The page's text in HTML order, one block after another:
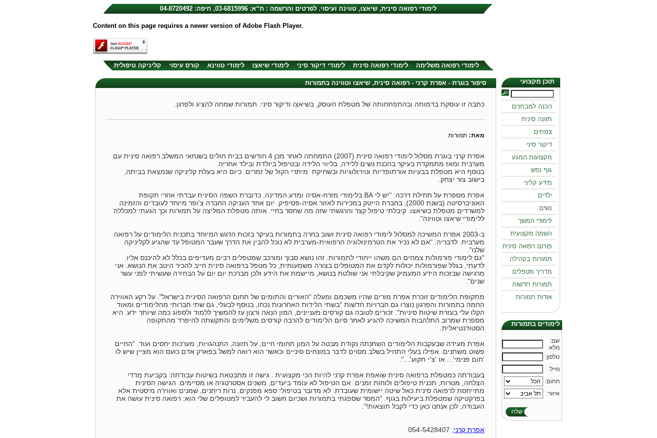
לימודי רפואה סינית, שיאצו, טווינה ועיסוי. לפרטים והרשמה : ת“א: 03-6815996, חיפה: 04-8720492
Content on this page requires a newer version of Adobe Flash Player.
לימודי רפואה משלימה לימודי רפואה סינית לימודי דיקור סיני לימודי שיאצו לימודי טווינא קורס עיסוי קליניקה טיפולית
סיפור בוגרת - אפרת קרני - רפואה סינית, שיאצו וטווינה בתמורות
כתבה זו עוסקת בדמותה ובהתפתחותה של מטפלת העוסק, בשיאצו ודיקור סיני. תמורות שמחה להציג ולפרגן.
מאת: תמורות
אפרת קרני בוגרת מסלול לימודי רפואה סינית (2007) התמחתה לאחר מכן 4 חודשים בבית חולים בשנחאי המשלב רפואה סינית עם
מערבית ומאז מתמקדת בעיקר בהכנת נשים ללידה, בליווי הלידה ובטיפול ביולדת ובילד אחריה.
בנוסף היא מטפלת בבעיות אורתופדיות ונוירולוגיות ובשחיקת מיתרי הקול של זמרים. כיום היא בעלת קליניקה שנמצאת בביתה,
בישוב צור יצחק.
אפרת מספרת על תחילת דרכה: "יש לי BA בלימודי מזרח-אסיה ומדע המדינה. כדוברת השפה הסינית עבדתי אחרי תקופת
האוניברסיטה (בשנת 2000), בחברת הייטק במכירות לאזור אסיה-פסיפיק. יום אחד העניקה החברה צ'ופר מיוחד לעובדים והזמינה
למשרדים מטפלת בשיאצו. קיבלתי טיפול קצר והרגשתי שזה מה שחסר בחיי. אותה מטפלת המליצה על תמורות וכך הגעתי למכללה
ללימודי שיאצו וטווינה".
ב-2003 אפרת המשיכה למסלול לימודי רפואה סינית ושוב בחרה בתמורות בעיקר בזכות הדגש המיוחד בתכנית הלימודים על רפואה
מערבית. לדבריה: "אם לא נכיר את הטרמינולוגיה הרפואית-מערבית לא נוכל להבין את הדרך שעבר המטופל עד שהגיע לקליניקה
שלנו".
"גם לימודי פורמולות צמחים הם משהו ייחודי לתמורות. זהו נושא סבוך ומורכב שמטפלים רבים מעדיפים בכלל לא להיכנס אליו.
לדעתי, בגלל שפורמולות יכולות לקדם את המטופלים בצורה משמעותית, כל מטפל ברפואה סינית חייב להכיר היטב את הנושא. אני
מרגישה שבזכות הידע המעמיק שקיבלתי אני שולטת בנושא, מיישמת את הידע ולכן מברכת יום יום על הבחירה שעשיתי לפני עשר
שנים".
מתקופת הלימודים זוכרת אפרת מורים שהיו משכמם ומעלה "האורים והתומים של תחום הרפואה הסינית בישראל". על רקע האווירה
החמה בתמורות והפרגון נוצרו גם חברויות חדשות "בשתי הלידות האחרונות נכחו, בנוסף לבעלי, גם שתי חברותי מהלימודים ומאוד
הקלו עלי בעזרת שיטות סיניות". זכורים לטובה גם קורסים מעניינים, המון הנאה ורצון עז להמשיך ללמוד ולספוג כמה שיותר ידע. היא
מספרת שמרוב התלהבות המשיכה להגיע לאחר סיום הלימודים להרבה קורסים משלימים והתקשתה להיפרד מהתקופה
הסטודנטיאלית.
אפרת מעידה שבעקבות הלימודים השתנתה נקודת מבטה על המון תחומי חיים, על תזונה, התנהגויות, מערכות יחסים ועוד. "החיים
פשוט משתנים. אפילו בעלי התחיל בשלב מסוים לדבר במונחים סיניים וכאשר הוא רואה למשל בפארק אדם כועס הוא מציין שיש לו
'חום פנימי'... או 'צ'י תקוע'...".
בעבודתה כמטפלת ברפואה סינית שואפת אפרת קרני להיות הכי מקצועית . גישה זו מתבטאת בשיטות עבודתה: בקביעת מדדי
הצלחה, מטרות, תכנית טיפולים ולוחות זמנים. אם הטיפול לא עומד ביעדים, משנים אסטרטגיה או מסיימים. הגישה הסינית
מתייחסת לרפואה סינית כאל שיטה יישומית שעובדת. לא מדובר בטיפולי ספא מפנקים, נרות ריחנים, שמנים ואווירה מיסטית אלא
בפרקטיקה שמטפלת ביעילות בגוף. "המסר שספגתי בתמורות ושכיום חשוב לי להעביר למטופלים שלי הוא: רפואה סינית עושה את
העבודה, לכן אנחנו כאן כדי לקבל תוצאות!".
אפרת קרני
תוכן מקצועי
הכנה למבחנים
תזונה סינית
צמחים
דיקור סיני
מקצועות המגע
גוף נפש
מידע קליני
ילדים
נשים
לימודי המשך
השמה מקצועית
פורום רפואה סינית
תמורות בקהילה
מדריך מטפלים
תמורות חדשות
אודות תמורות
לימודים בתמורות
:שם
מלא
:טלפון
:מייל
:תחום
:איזור
שלח